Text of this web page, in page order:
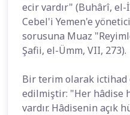
ecir vardır" (Buhârî, el-
Cebel'i Yemen'e
sorusuna Muaz
Şafii, el-Ümm, VII, 273).
Bir terim olarak ictihad
edilmiştir: "Her hâdise
vardır. Hâdisenin açık